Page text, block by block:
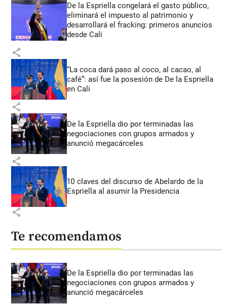
De la Espriella congelará el gasto público,
eliminará el impuesto al patrimonio y
desarrollará el fracking: primeros anuncios
desde Cali
share
“La coca dará paso al coco, al cacao, al
café”: así fue la posesión de De la Espriella
en Cali
share
De la Espriella dio por terminadas las
negociaciones con grupos armados y
anunció megacárceles
share
10 claves del discurso de Abelardo de la
Espriella al asumir la Presidencia
share
Te recomendamos
De la Espriella dio por terminadas las
negociaciones con grupos armados y
anunció megacárceles